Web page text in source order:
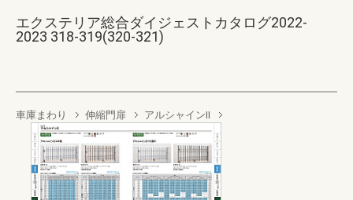
エクステリア総合ダイジェストカタログ2022-
2023 318-319(320-321)
車庫まわり 伸縮門扉 アルシャインII